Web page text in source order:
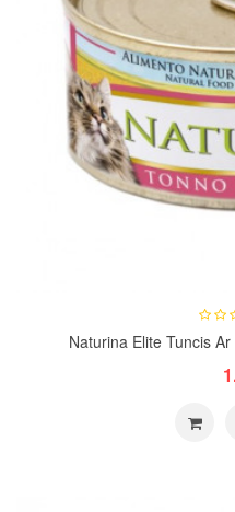
Naturina Elite Tuncis